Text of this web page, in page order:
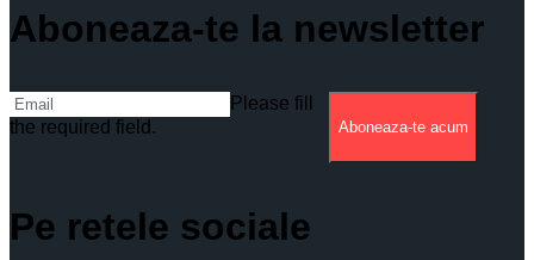
Aboneaza-te la newsletter
Please fill
the required field.
Aboneaza-te acum
Pe retele sociale